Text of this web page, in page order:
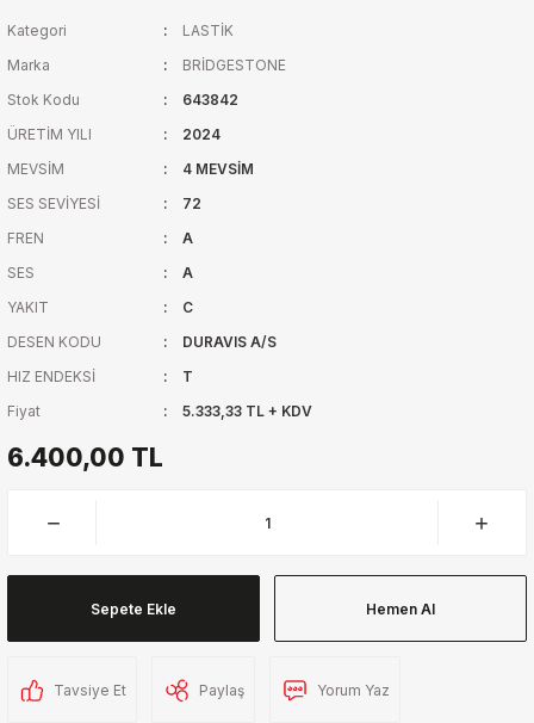
Kategori
LASTİK
Marka
BRİDGESTONE
Stok Kodu
643842
ÜRETİM YILI
2024
MEVSİM
4 MEVSİM
SES SEVİYESİ
72
FREN
A
SES
A
YAKIT
C
DESEN KODU
DURAVIS A/S
HIZ ENDEKSİ
T
Fiyat
5.333,33 TL + KDV
6.400,00 TL
Sepete Ekle Hemen Al
Tavsiye Et Paylaş Yorum Yaz